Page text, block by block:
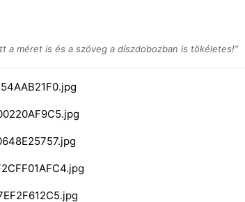
a méret is és a szöveg a díszdobozban is tökéletes!”